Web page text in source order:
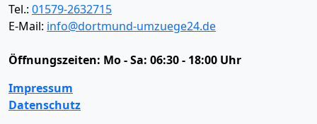
Tel.: 01579-2632715
E-Mail: info@dortmund-umzuege24.de
Öffnungszeiten: Mo - Sa: 06:30 - 18:00 Uhr
Impressum
Datenschutz